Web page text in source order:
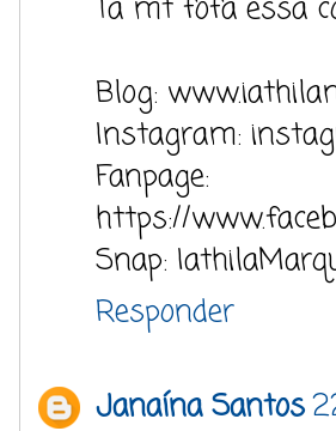
Tá mt fofa essa
Blog:
Instagram:
Fanpage:
https://
Snap:
Responder
Janaína Santos